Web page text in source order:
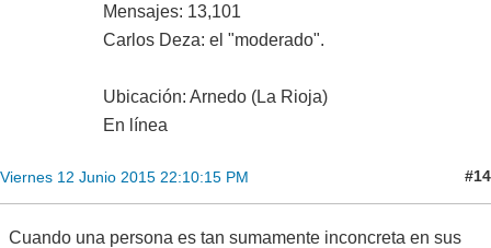
Mensajes: 13,101
Carlos Deza: el "moderado".
Ubicación: Arnedo (La Rioja)
En línea
Viernes 12 Junio 2015 22:10:15 PM #14
Cuando una persona es tan sumamente inconcreta en sus